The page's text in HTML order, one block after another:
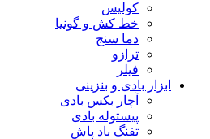
کولیس
خط کش و گونیا
دما سنج
ترازو
فیلر
ابزار بادی و بنزینی
آچار بکس بادی
پیستوله بادی
تفنگ باد پاش